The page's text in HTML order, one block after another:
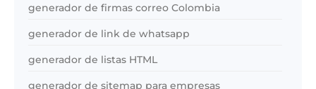
generador de firmas correo Colombia
generador de link de whatsapp
generador de listas HTML
generador de sitemap para empresas